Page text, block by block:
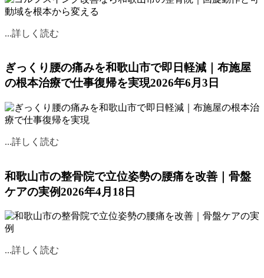
す。
痛みのない治療で安心です。
...詳しく読む
ぎっくり腰の痛みを和歌山市で即日軽減｜布施屋
の根本治療で仕事復帰を実現2026年6月3日
...詳しく読む
和歌山市の整骨院で立位姿勢の腰痛を改善｜骨盤
ケアの実例2026年4月18日
...詳しく読む